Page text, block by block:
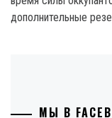
дополнительные
МЫ В